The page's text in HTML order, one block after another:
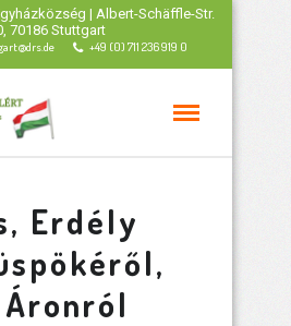
| Albert-Schäffle-Str.
70186 Stuttgart
+49 (0) 711 236 919 0
Erdély